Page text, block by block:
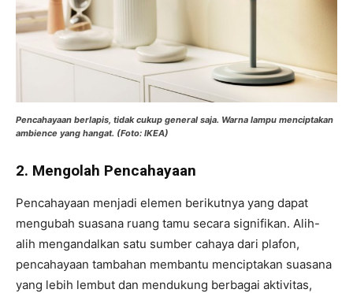
Pencahayaan berlapis, tidak cukup general saja. Warna lampu menciptakan
ambience yang hangat. (Foto: IKEA)
2. Mengolah Pencahayaan
Pencahayaan menjadi elemen berikutnya yang dapat
mengubah suasana ruang tamu secara signifikan. Alih-
alih mengandalkan satu sumber cahaya dari plafon,
pencahayaan tambahan membantu menciptakan suasana
yang lebih lembut dan mendukung berbagai aktivitas,